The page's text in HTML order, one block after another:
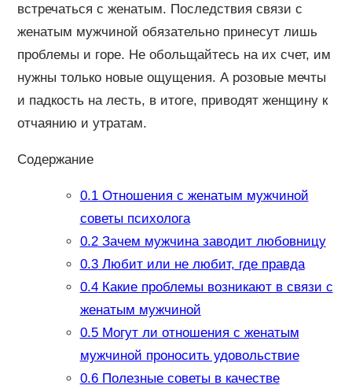
встречаться с женатым. Последствия связи с
женатым мужчиной обязательно принесут лишь
проблемы и горе. Не обольщайтесь на их счет, им
нужны только новые ощущения. А розовые мечты
и падкость на лесть, в итоге, приводят женщину к
отчаянию и утратам.
Содержание
0.1Отношения с женатым мужчиной
советы психолога
0.2Зачем мужчина заводит любовницу
0.3Любит или не любит, где правда
0.4Какие проблемы возникают в связи с
женатым мужчиной
0.5Могут ли отношения с женатым
мужчиной проносить удовольствие
0.6Полезные советы в качестве